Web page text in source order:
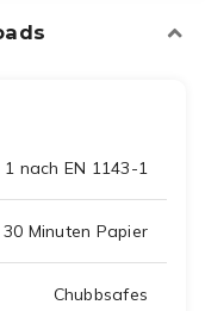
1 nach EN 1143-1
30 Minuten Papier
Chubbsafes